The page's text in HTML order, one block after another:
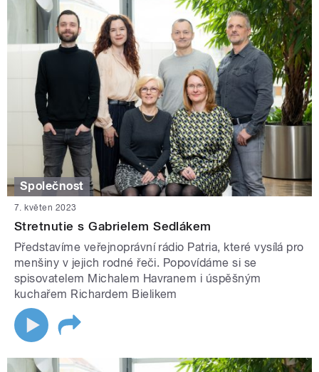
Společnost
7. květen 2023
Stretnutie s Gabrielem Sedlákem
Představíme veřejnoprávní rádio Patria, které vysílá pro
menšiny v jejich rodné řeči. Popovídáme si se
spisovatelem Michalem Havranem i úspěšným
kuchařem Richardem Bielikem